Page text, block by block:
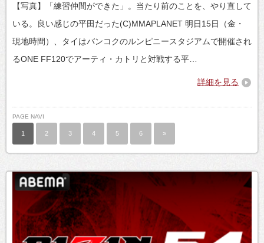
【写真】「練習仲間ができた」。当たり前のことを、やり直して
いる。良い感じの平田だった(C)MMAPLANET 明日15日（金・
現地時間）、タイはバンコクのルンピニースタジアムで開催され
るONE FF120でアーティ・カトリと対戦する平…
詳細を見る
PAGE NAVI
1 2 3 4 5 6 »